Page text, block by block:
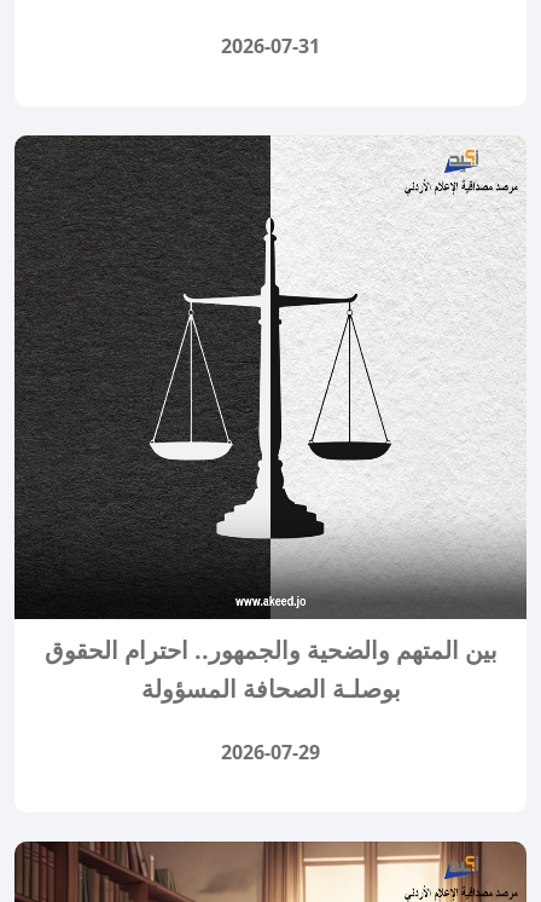
2026-07-31
بين المتهم والضحية والجمهور.. احترام الحقوق
بوصلـة الصحافة المسؤولة
2026-07-29